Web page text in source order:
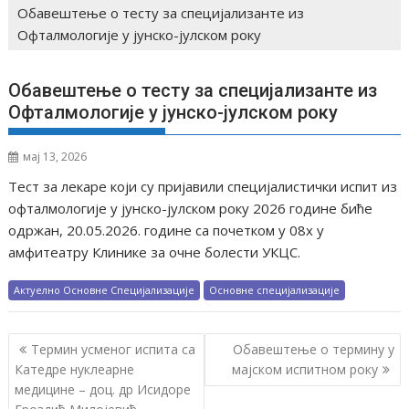
Обавештење о тесту за специјализанте из
Офталмологије у јунско-јулском року
Обавештење о тесту за специјализанте из
Офталмологије у јунско-јулском року
мај 13, 2026
Тест за лекаре који су пријавили специјалистички испит из
офталмологије у јунско-јулском року 2026 године биће
одржан, 20.05.2026. године са почетком у 08х у
амфитеатру Клинике за очне болести УКЦС.
Актуелно Основне Специјализације Основне специјализације
К
р
е
Термин усменог испита са
Катедре нуклеарне
медицине – доц. др Исидоре
Обавештење о термину у
мајском испитном року